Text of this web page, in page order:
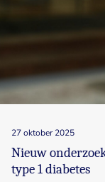
27 oktober 2025
Nieuw
type 1 diabetes